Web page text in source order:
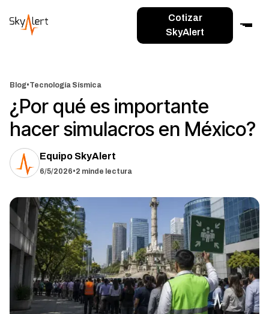
Cotizar
SkyAlert
Blog•Tecnología Sísmica
¿Por qué es importante
hacer simulacros en México?
Equipo SkyAlert
6/5/2026•2 minde lectura